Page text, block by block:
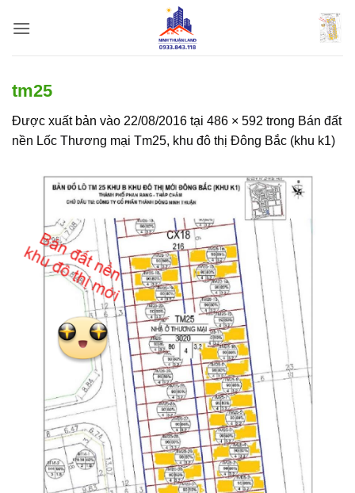
qua
tm25
Được xuất bản vào 22/08/2016 tại 486 × 592 trong Bán đất
nền Lốc Thương mại Tm25, khu đô thị Đông Bắc (khu k1)